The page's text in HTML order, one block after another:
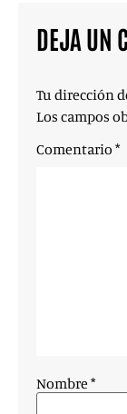
DEJA UN
Tu dirección
Los campos
Comentario *
Nombre *